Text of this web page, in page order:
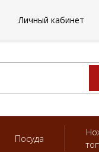
Посуда
Личный кабинет